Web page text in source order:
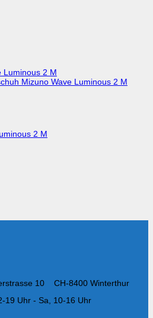
2 M
10 CH-8400 Winterthur
19 Uhr - Sa, 10-16 Uhr